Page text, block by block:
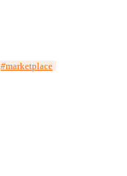
#marketplace